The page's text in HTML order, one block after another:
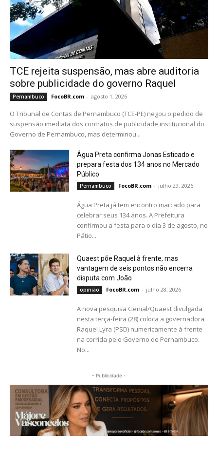
TCE rejeita suspensão, mas abre auditoria
sobre publicidade do governo Raquel
Pernambuco FocoBR.com - agosto 1, 2026
O Tribunal de Contas de Pernambuco (TCE-PE) negou o pedido de
suspensão imediata dos contratos de publicidade institucional do
Governo de Pernambuco, mas determinou...
Água Preta confirma Jonas Esticado e
prepara festa dos 134 anosno Mercado
Público
Pernambuco FocoBR.com - julho 29, 2026
Água Preta já tem encontro marcado para
celebrar seus 134 anos. A Prefeitura
confirmou a festa para o dia 3 de agosto, no
Pátio...
Quaest põe Raquel à frente, mas
vantagem de seis pontos não encerra
disputa com João
opinião FocoBR.com - julho 28, 2026
A nova pesquisa Genial/Quaest divulgada
nesta terça-feira (28) coloca a governadora
Raquel Lyra (PSD) numericamente à frente
na corrida pelo Governo de Pernambuco.
No...
- Publicidade -